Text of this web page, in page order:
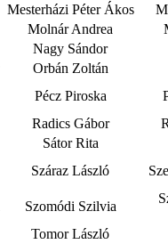
Mesterházi Péter Ákos
Molnár Andrea
Nagy Sándor
Orbán Zoltán
Pécz Piroska
Radics Gábor
Sátor Rita
Száraz László
Szomódi Szilvia
Tomor László